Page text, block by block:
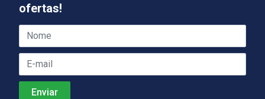
ofertas!